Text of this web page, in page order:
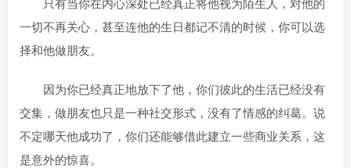
一切不再关心，甚至连他的生日都记不清的时候，你可以选
择和他做朋友。
因为你已经真正地放下了他，你们彼此的生活已经没有
交集，做朋友也只是一种社交形式，没有了情感的纠葛。说
不定哪天他成功了，你们还能够借此建立一些商业关系，这
是意外的惊喜。